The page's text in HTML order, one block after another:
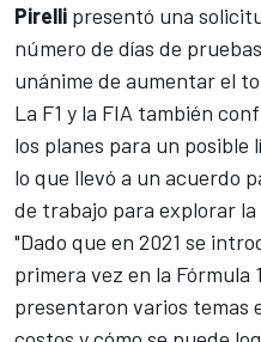
Pirelli presentó una
número de días de
unánime de aumentar el
La F1 y la FIA también
los planes para un posible
lo que llevó a un acuerdo
de trabajo para explorar la
"Dado que en 2021 se
primera vez en la Fórmula
presentaron varios temas